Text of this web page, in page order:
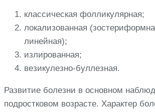
классическая фолликулярная;
локализованная
линейная);
излированная;
везикулезно-буллезная.
Развитие болезни в основном
подростковом возрасте. Характер